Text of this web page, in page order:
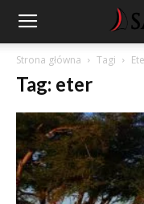
Strona główna Tagi
Tag: eter